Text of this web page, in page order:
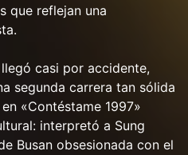
que reflejan una
casi por accidente,
segunda carrera tan sólida
«Contéstame 1997»
interpretó a Sung
Busan obsesionada con el